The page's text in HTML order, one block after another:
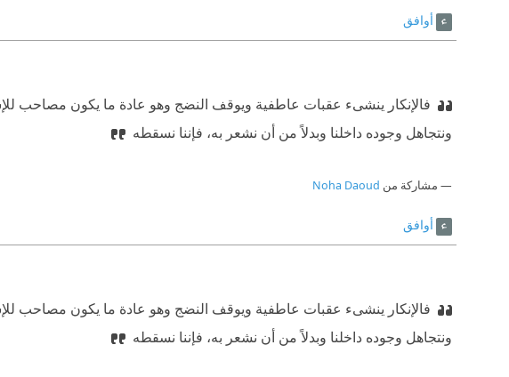
أوافق
فالإنكار ينشىء عقبات عاطفية ويوقف النضج وهو عادة ما يكون مصاحب
ونتجاهل وجوده داخلنا وبدلاً من أن نشعر به، فإننا نسقطه
مشاركة من Noha Daoud
أوافق
فالإنكار ينشىء عقبات عاطفية ويوقف النضج وهو عادة ما يكون مصاحب
ونتجاهل وجوده داخلنا وبدلاً من أن نشعر به، فإننا نسقطه